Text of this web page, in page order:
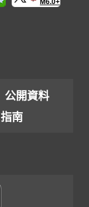
M6.0+
公開資料
南